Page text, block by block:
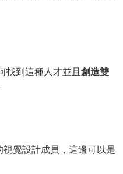
找到這種人才並且 創造雙
覺設計成員，這邊可以是